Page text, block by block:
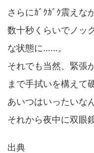
さらにｶﾞｸｶﾞｸ震えな
数十秒くらいでノッ
な状態に……。
それでも当然、緊張
まで手拭いを構えて
あいつはいったいな
それから夜中に双眼
出典